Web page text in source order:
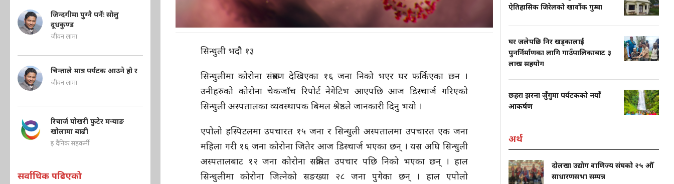
जिन्दगीमा पुुग्नै पर्नेः सोलु
दूधकुण्ड
जीवन लामा
चिन्ताले मात्र पर्यटक आउने हो र
जीवन लामा
रिचार्ज पोखरी फुटेर मऱ्याङ
खोलामा बाढी
इ दैनिक सहकर्मी
सर्वाधिक पढिएको
सिन्धुली भदौ १३
सिन्धुलीमा कोरोना संक्रमण देखिएका १६ जना निको भएर घर फर्किएका छन ।
उनीहरुको कोरोना चेकजाँच रिपोर्ट नेगेटिभ आएपछि आज डिस्चार्ज गरिएको
सिन्धुली अस्पतालका व्यवस्थापक बिमल श्रेष्ठले जानकारी दिनु भयो ।
एपोलो हस्पिटलमा उपचारत १५ जना र सिन्धुली अस्पतालमा उपचारत एक जना
महिला गरी १६ जना कोरोना जितेर आज डिस्चार्ज भएका छन् । यस अघि सिन्धुली
अस्पतालबाट १२ जना कोरोना सक्रमित उपचार पछि निको भएका छन् । हाल
सिन्धुलीमा कोरोना जित्नेको सङख्या २८ जना पुगेका छन् । हाल एपोलो
ऐतिहासिक जिरेलको खार्वोक गुम्बा
घर जलेपछि निर खड्कालाई
पुनर्निर्माणका लागि गाउँपालिकाबाट ३
लाख सहयोग
छहरा झरना जुँगुमा पर्यटकको नयाँ
आकर्षण
अर्थ
दोलखा उद्योग वाणिज्य संघको २५ औँ
साधारणसभा सम्पन्न